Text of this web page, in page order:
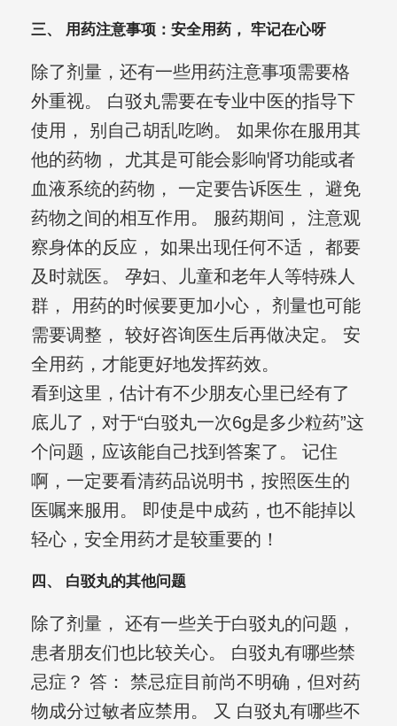
三、 用药注意事项：安全用药， 牢记在心呀
除了剂量，还有一些用药注意事项需要格
外重视。 白驳丸需要在专业中医的指导下
使用， 别自己胡乱吃哟。 如果你在服用其
他的药物， 尤其是可能会影响肾功能或者
血液系统的药物， 一定要告诉医生， 避免
药物之间的相互作用。 服药期间， 注意观
察身体的反应， 如果出现任何不适， 都要
及时就医。 孕妇、儿童和老年人等特殊人
群， 用药的时候要更加小心， 剂量也可能
需要调整， 较好咨询医生后再做决定。 安
全用药，才能更好地发挥药效。
看到这里，估计有不少朋友心里已经有了
底儿了，对于“白驳丸一次6g是多少粒药”这
个问题，应该能自己找到答案了。 记住
啊，一定要看清药品说明书，按照医生的
医嘱来服用。 即使是中成药，也不能掉以
轻心，安全用药才是较重要的！
四、 白驳丸的其他问题
除了剂量， 还有一些关于白驳丸的问题，
患者朋友们也比较关心。 白驳丸有哪些禁
忌症？ 答： 禁忌症目前尚不明确，但对药
物成分过敏者应禁用。 又 白驳丸有哪些不